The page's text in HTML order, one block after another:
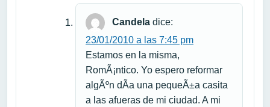
Candela dice:
23/01/2010 a las 7:45 pm
Estamos en la misma,
RomÃ¡ntico. Yo espero reformar
algÃºn dÃ­a una pequeÃ±a casita
a las afueras de mi ciudad. A mi